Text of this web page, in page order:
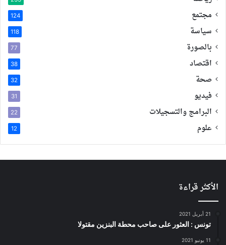
مجتمع 124
سياسة 118
بالصورة 77
اقتصاد 38
صحة 32
فيديو 31
البرامج والتسجيلات 22
علوم 12
الأكثر قراءة
21 أبريل 2021
تونس : العثور على صاحب محطة البنزين مقتولا
11 يونيو 2021